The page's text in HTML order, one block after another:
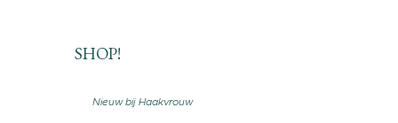
SHOP!
Nieuw bij Haakvrouw